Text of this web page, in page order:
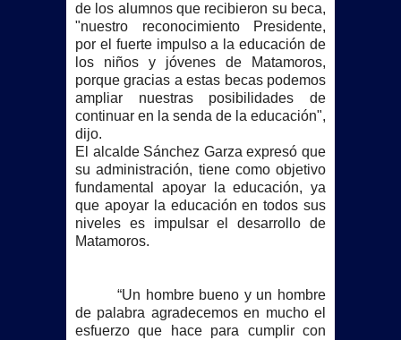
de los alumnos que recibieron su beca,
"nuestro reconocimiento Presidente,
por el fuerte impulso a la educación de
los niños y jóvenes de Matamoros,
porque gracias a estas becas podemos
ampliar nuestras posibilidades de
continuar en la senda de la educación",
dijo.
El alcalde Sánchez Garza expresó que
su administración, tiene como objetivo
fundamental apoyar la educación, ya
que apoyar la educación en todos sus
niveles es impulsar el desarrollo de
Matamoros.
“Un hombre bueno y un hombre
de palabra agradecemos en mucho el
esfuerzo que hace para cumplir con